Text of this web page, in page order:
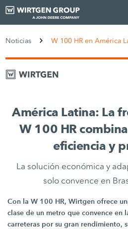
Noticias W 100 HR en América
América Latina: La
W 100 HR
eficiencia y
La solución económica y
solo convence en
Con la W 100 HR, Wirtgen ofrece
clase de un metro que convence en
carreteras por su gran rendimiento,